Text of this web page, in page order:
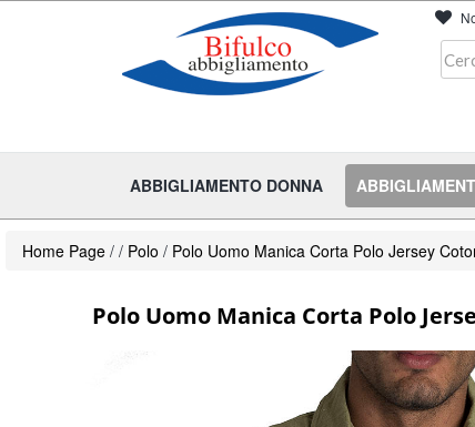
ABBIGLIAMENTO DONNA
Home Page / / Polo / Polo Uomo Manica Corta Polo Jersey
Polo Uomo Manica Corta Polo